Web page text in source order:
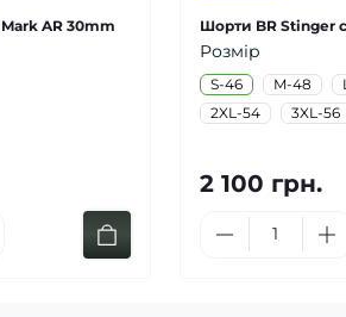
AR 30mm
Шорти BR Stinger
Розмір
S-46 M-48
2XL-54
3XL-56
2 100 грн.